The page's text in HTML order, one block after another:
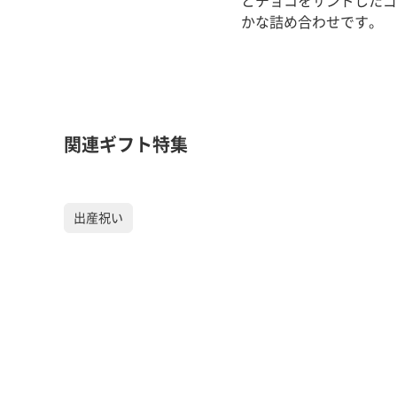
かな詰め合わせです。
関連ギフト特集
出産祝い